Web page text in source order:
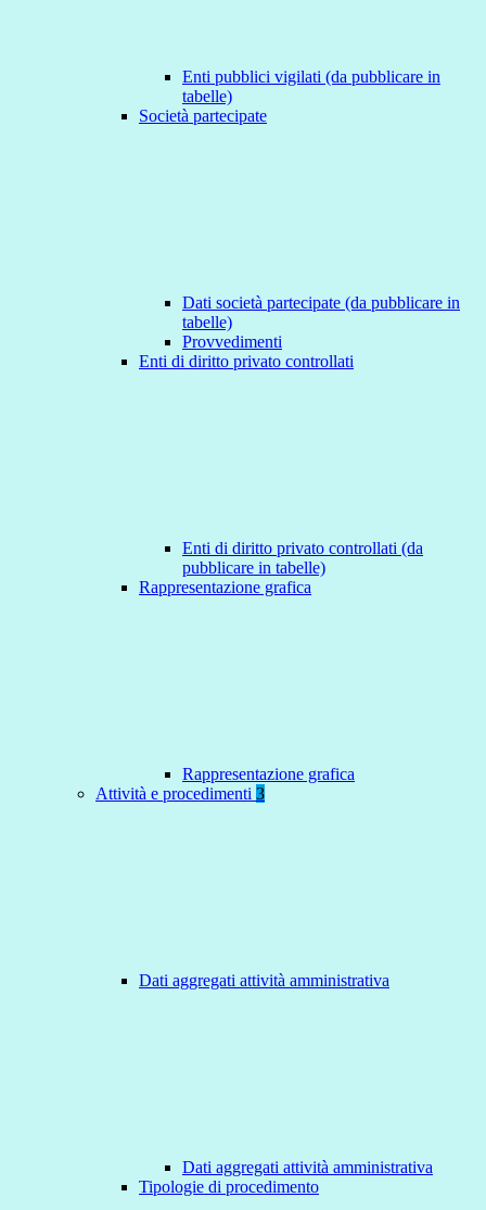
Enti pubblici vigilati (da pubblicare in
tabelle)
Società partecipate
Dati società partecipate (da pubblicare in
tabelle)
Provvedimenti
Enti di diritto privato controllati
Enti di diritto privato controllati (da
pubblicare in tabelle)
Rappresentazione grafica
Rappresentazione grafica
Attività e procedimenti 3
Dati aggregati attività amministrativa
Dati aggregati attività amministrativa
Tipologie di procedimento